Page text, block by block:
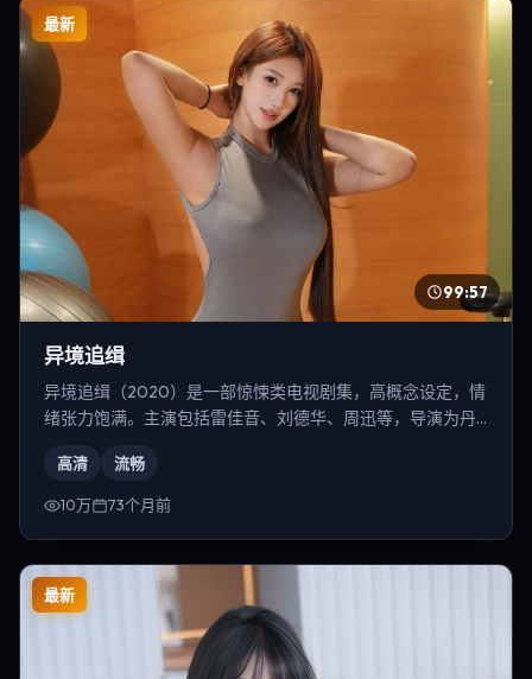
最新
99:57
异境追缉
异境追缉（2020）是一部惊悚类电视剧集，高概念设定，情
绪张力饱满。主演包括雷佳音、刘德华、周迅等，导演为丹
高清 流畅
10万 73个月前
最新